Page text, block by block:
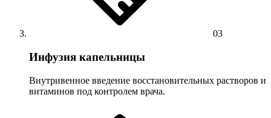
03
Инфузия капельницы
Внутривенное введение восстановительных растворов и
витаминов под контролем врача.